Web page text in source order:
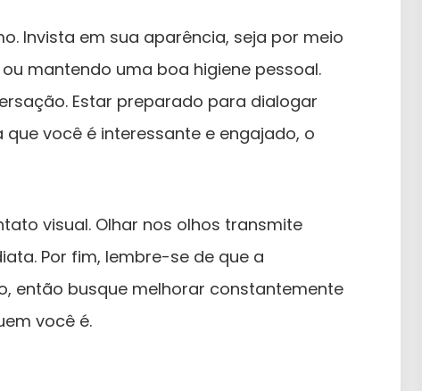
Invista em sua aparência, seja por meio
mantendo uma boa higiene pessoal.
Estar preparado para dialogar
você é interessante e engajado, o
visual. Olhar nos olhos transmite
Por fim, lembre-se de que a
então busque melhorar constantemente
você é.